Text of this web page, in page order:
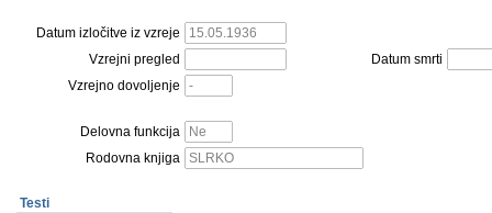
Datum izločitve iz vzreje
Vzrejni pregled
Datum smrti
Vzrejno dovoljenje
Delovna funkcija
Rodovna knjiga
Testi